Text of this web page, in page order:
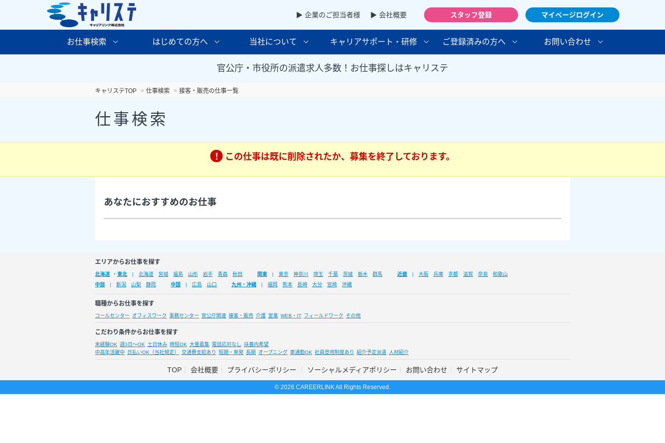
▶ 企業のご担当者様 ▶ 会社概要 スタッフ登録 マイページログイン
お仕事検索 はじめての方へ 当社について キャリアサポート・研修 ご登録済みの方へ お問い合わせ
官公庁・市役所の派遣求人多数！お仕事探しはキャリステ
キャリステTOP 仕事検索 接客・販売の仕事一覧
仕事検索
この仕事は既に削除されたか、募集を終了しております。
あなたにおすすめのお仕事
エリアからお仕事を探す
北海道 ・ 東北 北海道 宮城 福島 山形 岩手 青森 秋田 関東 東京 神奈川 埼玉 千葉 茨城 栃木 群馬 近畿 大阪 兵庫 京都 滋賀 奈良
和歌山
中部
新潟 山梨 静岡 中国 広島 山口 九州・沖縄 福岡 熊本 長崎 大分 宮崎 沖縄
職種からお仕事を探す
コールセンター オフィスワーク 事務センター 官公庁関連 接客・販売 介護 営業 WEB・IT フィールドワーク その他
こだわり条件からお仕事を探す
未経験OK 週3日～OK 土日休み 時短OK 大量募集 電話応対なし 扶養内希望
中高年活躍中
日払いOK（当社規定） 交通費支給あり 短期・単発 長期 オープニング 車通勤OK 社員登用制度あり 紹介予定派遣 人材紹介
TOP 会社概要 プライバシーポリシー ソーシャルメディアポリシー お問い合わせ サイトマップ
© 2026 CAREERLINK All Rights Reserved.